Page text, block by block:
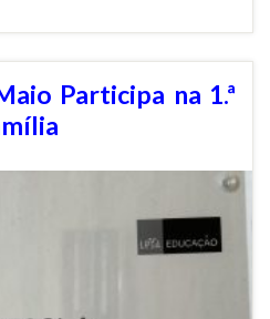
Participa na 1.ª